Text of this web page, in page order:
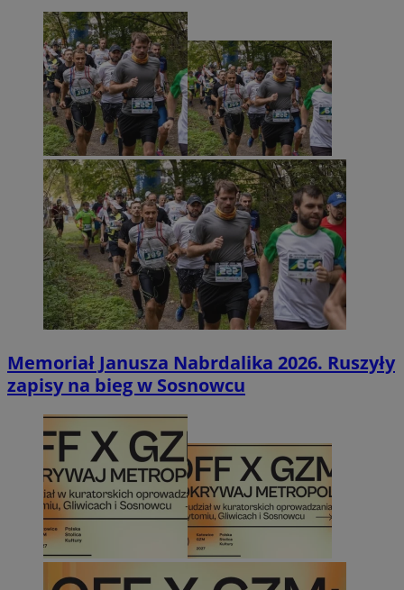
Memoriał Janusza Nabrdalika 2026. Ruszyły
zapisy na bieg w Sosnowcu